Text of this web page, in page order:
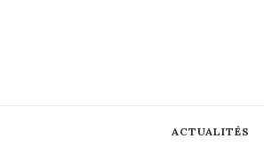
ACTUALITÉS